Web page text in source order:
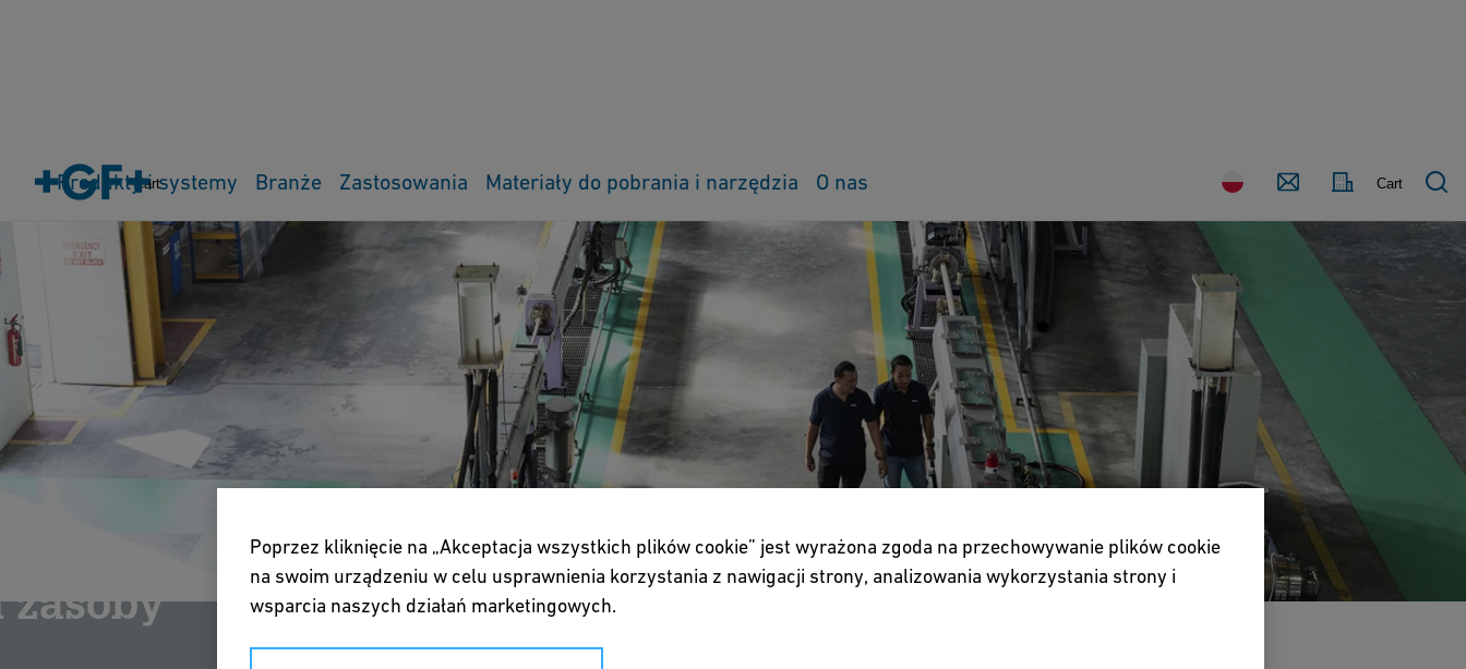
Cart Kontakt Cart
Produkty i systemy Branże Zastosowania Materiały do pobrania i narzędzia O nas
Poprzez kliknięcie na „Akceptacja wszystkich plików cookie” jest wyrażona zgoda na przechowywanie plików cookie
na swoim urządzeniu w celu usprawnienia korzystania z nawigacji strony, analizowania wykorzystania strony i
wsparcia naszych działań marketingowych.